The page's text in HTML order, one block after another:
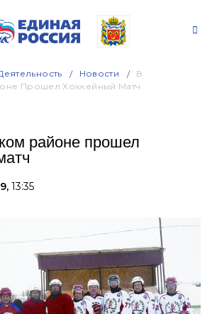
Новости
В
Прошел Хоккейный Матч
районе прошел
13:35